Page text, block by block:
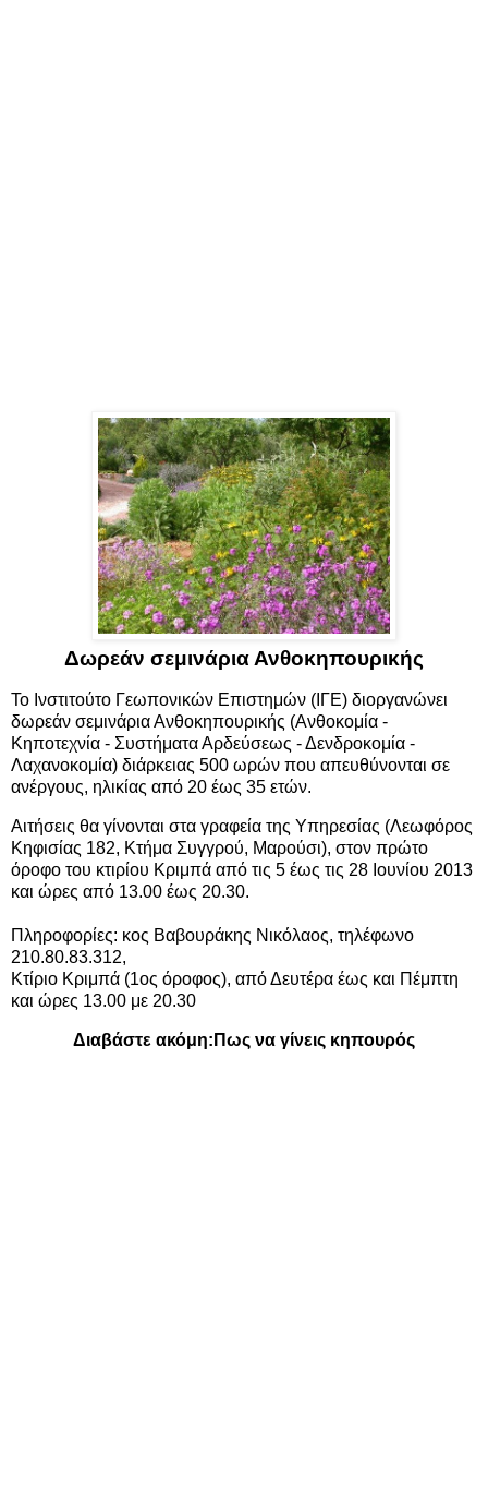
Δωρεάν σεμινάρια Ανθοκηπουρικής
Το Ινστιτούτο Γεωπονικών Επιστημών (ΙΓΕ) διοργανώνει
δωρεάν σεμινάρια Ανθοκηπουρικής (Ανθοκομία -
Κηποτεχνία - Συστήματα Αρδεύσεως - Δενδροκομία -
Λαχανοκομία) διάρκειας 500 ωρών που απευθύνονται σε
ανέργους, ηλικίας από 20 έως 35 ετών.
Αιτήσεις θα γίνονται στα γραφεία της Υπηρεσίας (Λεωφόρος
Κηφισίας 182, Κτήμα Συγγρού, Μαρούσι), στον πρώτο
όροφο του κτιρίου Κριμπά από τις 5 έως τις 28 Ιουνίου 2013
και ώρες από 13.00 έως 20.30.
Πληροφορίες: κος Βαβουράκης Νικόλαος, τηλέφωνο
210.80.83.312,
Κτίριο Κριμπά (1ος όροφος), από Δευτέρα έως και Πέμπτη
και ώρες 13.00 με 20.30
Διαβάστε ακόμη: Πως να γίνεις κηπουρός